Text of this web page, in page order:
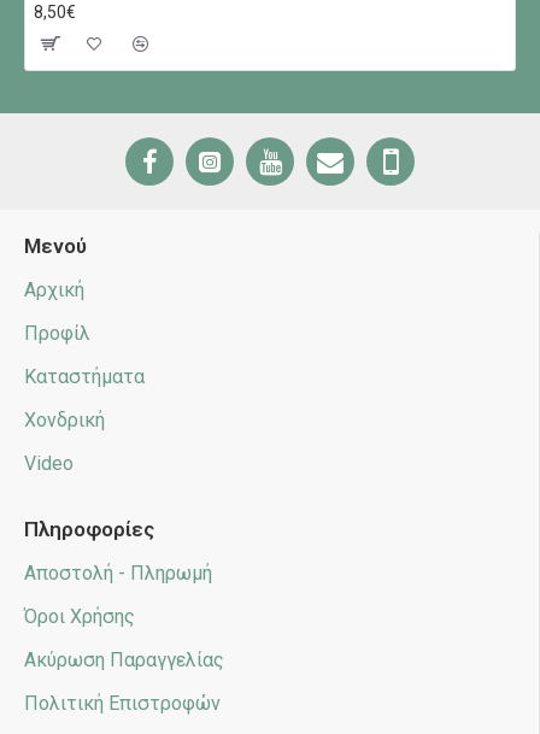
8,50€
Μενού
Αρχική
Προφίλ
Καταστήματα
Χονδρική
Video
Πληροφορίες
Αποστολή - Πληρωμή
Όροι Χρήσης
Ακύρωση Παραγγελίας
Πολιτική Επιστροφών